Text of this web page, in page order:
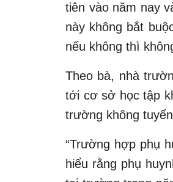
tiên vào năm nay
này không bắt
nếu không thì
Theo bà, nhà
tới cơ sở học tập
trường không
“Trường hợp phụ
hiểu rằng phụ